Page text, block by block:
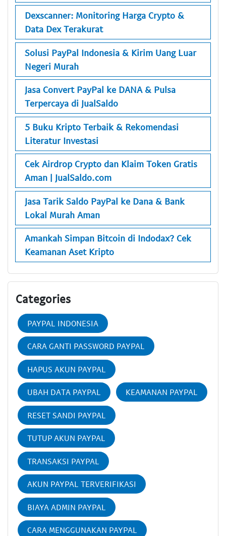
Dexscanner: Monitoring Harga Crypto &
Data Dex Terakurat
Solusi PayPal Indonesia & Kirim Uang Luar
Negeri Murah
Jasa Convert PayPal ke DANA & Pulsa
Terpercaya di JualSaldo
5 Buku Kripto Terbaik & Rekomendasi
Literatur Investasi
Cek Airdrop Crypto dan Klaim Token Gratis
Aman | JualSaldo.com
Jasa Tarik Saldo PayPal ke Dana & Bank
Lokal Murah Aman
Amankah Simpan Bitcoin di Indodax? Cek
Keamanan Aset Kripto
Categories
PAYPAL INDONESIA
CARA GANTI PASSWORD PAYPAL
HAPUS AKUN PAYPAL
UBAH DATA PAYPAL KEAMANAN PAYPAL
RESET SANDI PAYPAL
TUTUP AKUN PAYPAL
TRANSAKSI PAYPAL
AKUN PAYPAL TERVERIFIKASI
BIAYA ADMIN PAYPAL
CARA MENGGUNAKAN PAYPAL